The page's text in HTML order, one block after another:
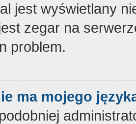
jest wyświetlany
zegar na
problem.
ma mojego